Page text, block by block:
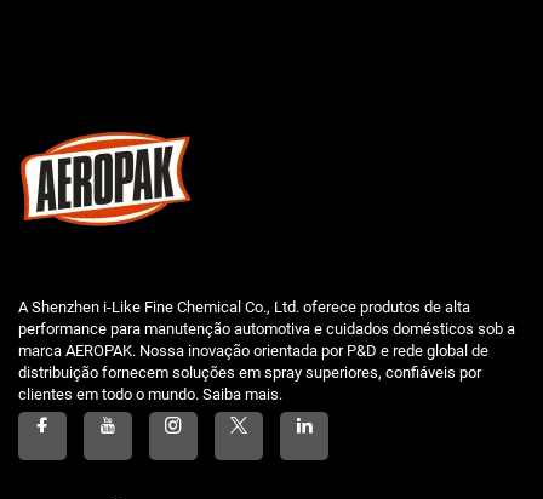
A Shenzhen i-Like Fine Chemical Co., Ltd. oferece produtos de alta
performance para manutenção automotiva e cuidados domésticos sob a
marca AEROPAK. Nossa inovação orientada por P&D e rede global de
distribuição fornecem soluções em spray superiores, confiáveis por
clientes em todo o mundo. Saiba mais.